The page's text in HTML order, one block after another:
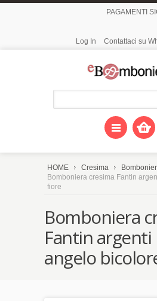
PAGAMENTI
Log In Contattaci su
HOME Cresima
Bomboniera cresima Fantin
fiore
Bomboniera
Fantin argenti
angelo